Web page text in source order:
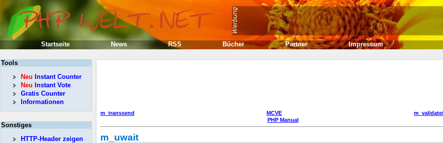
m_transsend
MCVE
PHP Manual
m_uwait
Tools
Neu Instant Counter
Neu Instant Vote
Gratis Counter
Informationen
Sonstiges
HTTP-Header zeigen
Startseite News RSS Bücher Partner Impressum